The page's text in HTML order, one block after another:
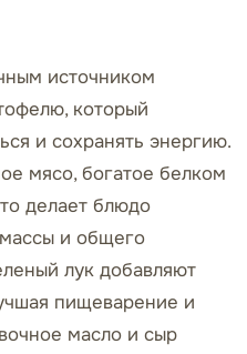
источником
который
и сохранять энергию.
мясо, богатое белком
делает блюдо
и общего
лук добавляют
пищеварение и
масло и сыр